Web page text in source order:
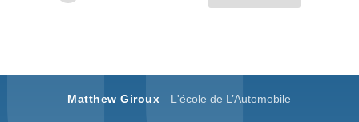
Matthew Giroux L'école de L’Automobile